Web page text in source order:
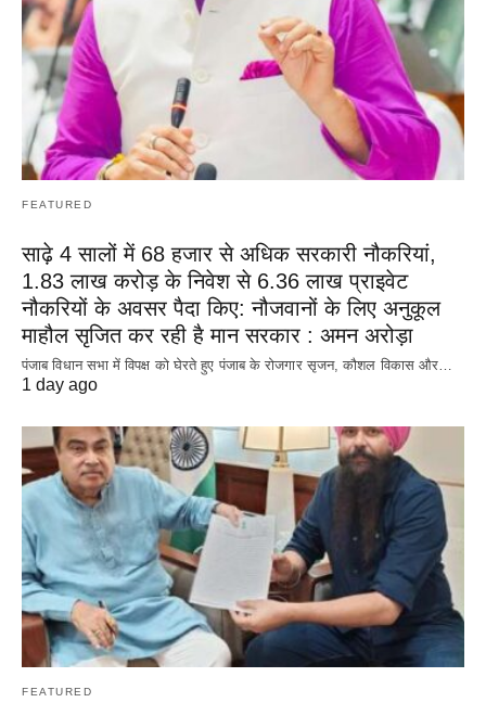
FEATURED
साढ़े 4 सालों में 68 हजार से अधिक सरकारी नौकरियां,
1.83 लाख करोड़ के निवेश से 6.36 लाख प्राइवेट
नौकरियों के अवसर पैदा किए: नौजवानों के लिए अनुकूल
माहौल सृजित कर रही है मान सरकार : अमन अरोड़ा
पंजाब विधान सभा में विपक्ष को घेरते हुए पंजाब के रोजगार सृजन, कौशल विकास और…
1 day ago
FEATURED